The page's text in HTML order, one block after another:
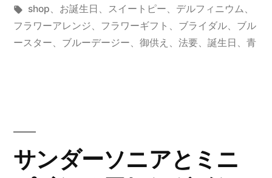
の
ア
メ
ン
稿
者:
テ
ゴ
リ
タ
グ:
shop、 お誕生日 、 スイートピー、 デルフィニウム、
フラワーアレンジ、 フラワーギフト 、 ブライダル、 ブル
ースター、 ブルーデージー、 御供え 、 法要、 誕生日 、 青
サンダーソニアとミニ